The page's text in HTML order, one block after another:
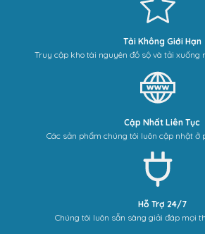
Tải Không Giới Hạn
Truy cập kho tài nguyên đồ sộ và tải xuống
Cập Nhất Liên Tục
Các sản phẩm chúng tôi luôn cập nhật ở
Hỗ Trợ 24/7
Chúng tôi luôn sẵn sàng giải đáp mọi